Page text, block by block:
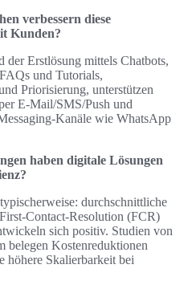
verbessern diese
Kunden?
der Erstlösung mittels Chatbots,
und Tutorials,
Priorisierung, unterstützen
E‑Mail/SMS/Push und
Kanäle wie WhatsApp
haben digitale Lösungen
durchschnittliche
Contact-Resolution (FCR)
sich positiv. Studien von
Kostenreduktionen
höhere Skalierbarkeit bei